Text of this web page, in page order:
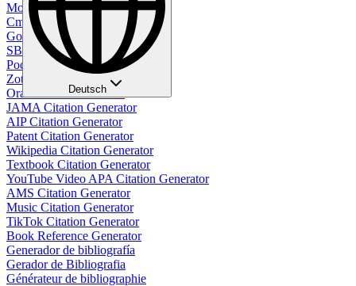
Movie Citation Generator
Cmos Citation Generator
Google Citation Generator
SBL Citation Generator
Podcast Citation Generator
Zotero Citation Generator
Oral Citation Generator
JAMA Citation Generator
AIP Citation Generator
Patent Citation Generator
Wikipedia Citation Generator
Textbook Citation Generator
YouTube Video APA Citation Generator
AMS Citation Generator
Music Citation Generator
TikTok Citation Generator
Book Reference Generator
Generador de bibliografía
Gerador de Bibliografia
Générateur de bibliographie
Deutsch